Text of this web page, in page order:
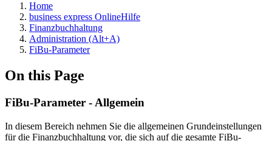
Home
business express OnlineHilfe
Finanzbuchhaltung
Administration (Alt+A)
FiBu-Parameter
On this Page
FiBu-Parameter - Allgemein
In diesem Bereich nehmen Sie die allgemeinen Grundeinstellungen
für die Finanzbuchhaltung vor, die sich auf die gesamte FiBu-